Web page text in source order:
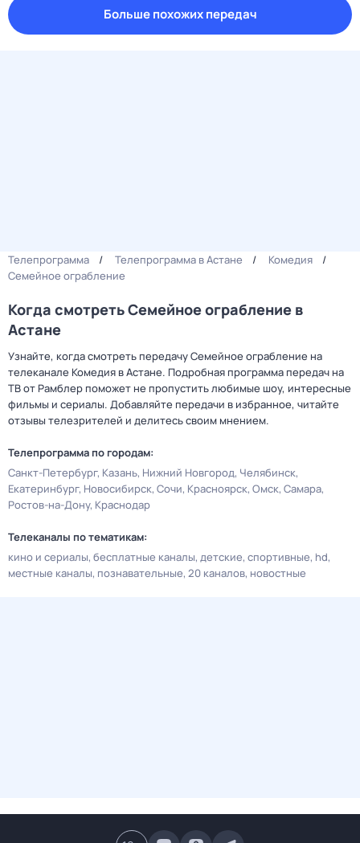
Больше похожих передач
Телепрограмма Телепрограмма в Астане
Комедия
Семейное ограбление
Когда смотреть Семейное ограбление в
Астане
Узнайте, когда смотреть передачу Семейное ограбление на
телеканале Комедия в Астане. Подробная программа передач на
ТВ от Рамблер поможет не пропустить любимые шоу, интересные
фильмы и сериалы. Добавляйте передачи в избранное, читайте
отзывы телезрителей и делитесь своим мнением.
Телепрограмма по городам:
Санкт-Петербург Казань Нижний Новгород Челябинск
Екатеринбург Новосибирск Сочи Красноярск Омск Самара
Ростов-на-Дону Краснодар
Телеканалы по тематикам:
кино и сериалы бесплатные каналы детские спортивные hd
местные каналы познавательные 20 каналов новостные